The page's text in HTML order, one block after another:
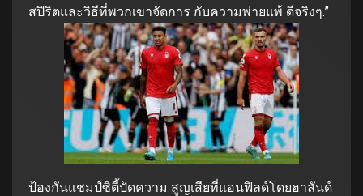
สปิริตและวิธีที่พวกเขาจัดการ กับความพ่ายแพ้ ดีจริงๆ.”
ป้องกันแชมป์ซิตี้ปัดความ สูญเสียที่แอนฟิลด์โดยฮาลันด์